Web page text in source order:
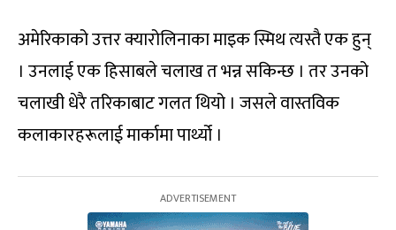
अमेरिकाको उत्तर क्यारोलिनाका माइक स्मिथ त्यस्तै एक हुन्
। उनलाई एक हिसाबले चलाख त भन्न सकिन्छ । तर उनको
चलाखी धेरै तरिकाबाट गलत थियो । जसले वास्तविक
कलाकारहरूलाई मार्कामा पार्थ्यो ।